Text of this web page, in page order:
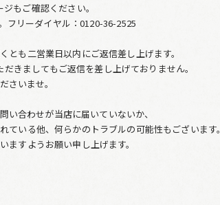
もご確認ください。
フリーダイヤル：0120-36-2525
も二営業日以内にご返信差し上げます。
きましてもご返信を差し上げておりません。
さいませ。
合わせが当店に届いていないか、
いる他、何らかのトラブルの可能性もございます。
ますようお願い申し上げます。